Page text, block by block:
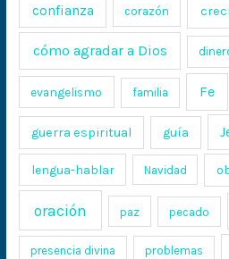
confianza corazón
cómo agradar a Dios
evangelismo familia Fe
guerra espiritual guía
lengua-hablar Navidad
oración paz pecado
presencia divina problemas